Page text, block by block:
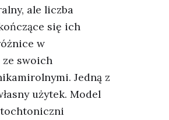
ale liczba
się ich
w
swoich
Jedną z
użytek. Model